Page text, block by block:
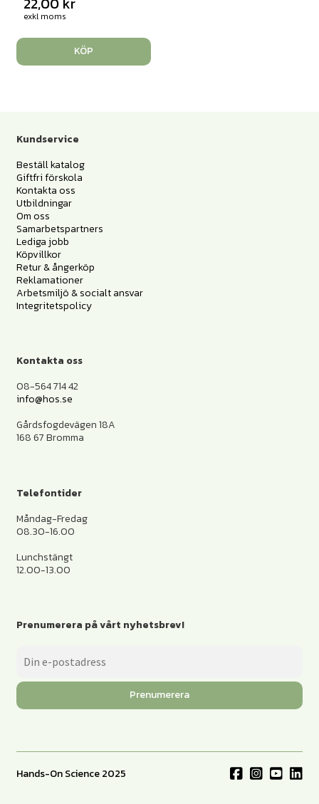
exkl moms
KÖP
Kundservice
Beställ katalog
Giftfri förskola
Kontakta oss
Utbildningar
Om oss
Samarbetspartners
Lediga jobb
Köpvillkor
Retur & ångerköp
Reklamationer
Arbetsmiljö & socialt ansvar
Integritetspolicy
Kontakta oss
08-564 714 42
info@hos.se
Gårdsfogdevägen 18A
168 67 Bromma
Telefontider
Måndag-Fredag
08.30-16.00
Lunchstängt
12.00-13.00
Prenumerera på vårt nyhetsbrev!
Prenumerera
Hands-On Science 2025